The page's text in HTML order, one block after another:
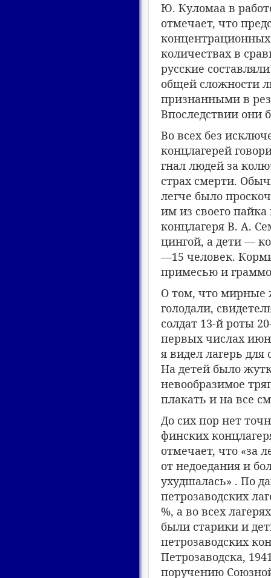
Ю. Куломаа в
отмечает, что
количествах в
русские
общей сложности
признанными в
Впоследствии они
Во всех без
концлагерей
гнал людей за
страх смерти.
легче было
им из своего
концлагеря В. А.
цингой, а дети —
—15 человек.
примесью и
О том, что мирные
голодали,
солдат 13-й роты
первых числах
я видел лагерь для
На детей было
невообразимое
плакать и на все
До сих пор нет
финских
отмечает, что «за
от недоедания и
ухудшалась» . По
петрозаводских
%, а во всех
были старики и
петрозаводских
Петрозаводска,
поручению